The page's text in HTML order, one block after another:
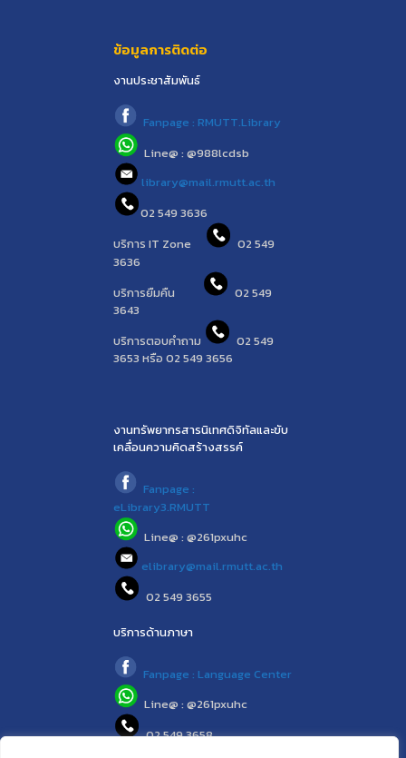
ข้อมูลการติดต่อ
งานประชาสัมพันธ์
Fanpage : RMUTT.Library
Line@ : @988lcdsb
library@mail.rmutt.ac.th
02 549 3636
บริการ IT Zone
02 549
3636
บริการยืมคืน
02 549
3643
บริการตอบคำถาม
02 549
3653 หรือ 02 549 3656
งานทรัพยากรสารนิเทศดิจิทัลและขับ
เคลื่อนความคิดสร้างสรรค์
Fanpage :
eLibrary3.RMUTT
Line@ : @261pxuhc
elibrary@mail.rmutt.ac.th
02 549 3655
บริการด้านภาษา
Fanpage : Language Center
Line@ : @261pxuhc
02 549 3658